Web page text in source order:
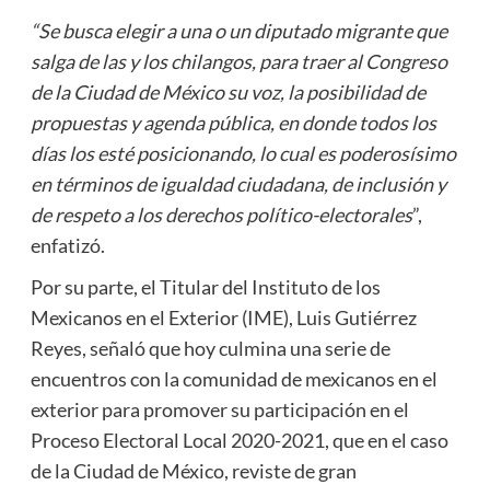
“Se busca elegir a una o un diputado migrante que
salga de las y los chilangos, para traer al Congreso
de la Ciudad de México su voz, la posibilidad de
propuestas y agenda pública, en donde todos los
días los esté posicionando, lo cual es poderosísimo
en términos de igualdad ciudadana, de inclusión y
de respeto a los derechos político-electorales”,
enfatizó.
Por su parte, el Titular del Instituto de los
Mexicanos en el Exterior (IME), Luis Gutiérrez
Reyes, señaló que hoy culmina una serie de
encuentros con la comunidad de mexicanos en el
exterior para promover su participación en el
Proceso Electoral Local 2020-2021, que en el caso
de la Ciudad de México, reviste de gran